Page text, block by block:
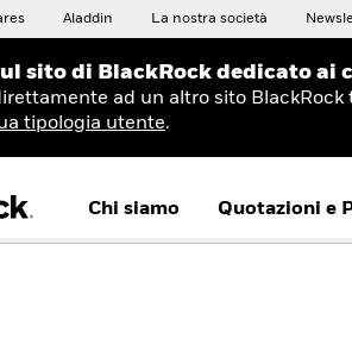
Aladdin La nostra società
sito di BlackRock dedicato
ad un altro sito
tipologia utente.
Chi siamo Quotazioni e